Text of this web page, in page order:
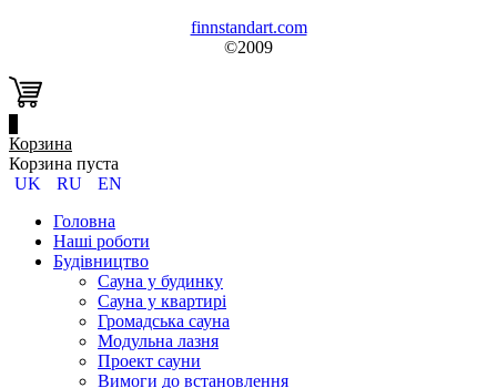
finnstandart.com
©2009
Корзина
Корзина пуста
UK
RU
EN
Головна
Наші роботи
Будівництво
Сауна у будинку
Сауна у квартирі
Громадська сауна
Модульна лазня
Проект сауни
Вимоги до встановлення